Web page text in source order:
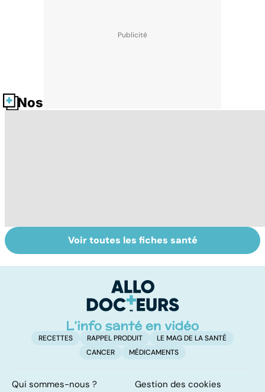
Nos fiches santé
Jambes lourdes :
un symptôme à
De bonnes
raisons pour ne
grain de sel
Voir toutes les fiches santé
RECETTES RAPPEL PRODUIT
LE MAG DE LA SANTÉ
CANCER
MÉDICAMENTS
Qui sommes-nous ? Gestion des cookies